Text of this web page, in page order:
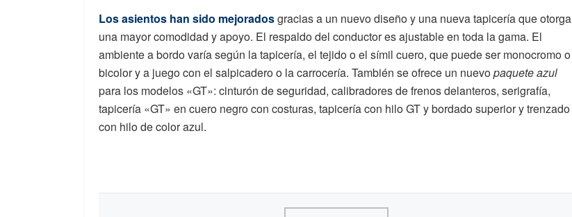
Los asientos han sido mejoradosgracias a un nuevo diseño y una nueva tapicería que otorga
una mayor comodidad y apoyo. El respaldo del conductor es ajustable en toda la gama. El
ambiente a bordo varía según la tapicería, el tejido o el símil cuero, que puede ser monocromo o
bicolor y a juego con el salpicadero o la carrocería. También se ofrece un nuevopaquete azul
para los modelos «GT»: cinturón de seguridad, calibradores de frenos delanteros, serigrafía,
tapicería «GT» en cuero negro con costuras, tapicería con hilo GT y bordado superior y trenzado
con hilo de color azul.